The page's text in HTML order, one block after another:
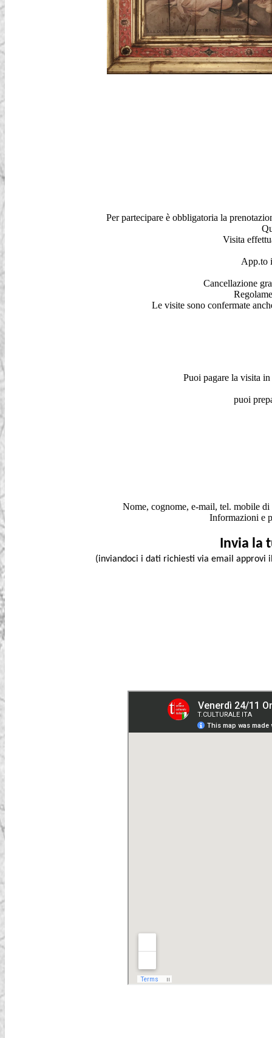
Per partecipare è obbligatoria la
Visita
App.to
Cancellazione
Le visite sono confermate
Puoi pagare la visita
puoi
Nome, cognome, e-mail, tel. mobile di
Informazioni e
Invia la
(inviandoci i dati richiesti via email approvi